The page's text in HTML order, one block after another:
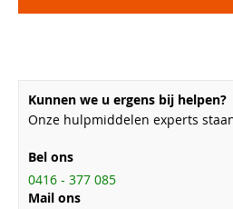
Kunnen we u ergens bij helpen?
Onze hulpmiddelen experts
Bel ons
0416 - 377 085
Mail ons